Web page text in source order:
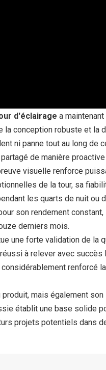
d'éclairage a
la conception robuste et la
ni panne tout au long de
de manière
visuelle renforce
de la tour, sa
les quarts de nuit ou
son rendement
derniers mois.
une forte validation de la
à relever avec
renforcé
mais également
établit une base solide
projets potentiels dans